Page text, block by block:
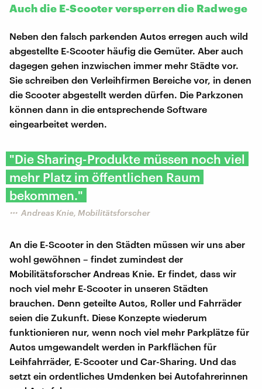
Auch die E-Scooter versperren die Radwege
Neben den falsch parkenden Autos erregen auch wild
abgestellte E-Scooter häufig die Gemüter. Aber auch
dagegen gehen inzwischen immer mehr Städte vor.
Sie schreiben den Verleihfirmen Bereiche vor, in denen
die Scooter abgestellt werden dürfen. Die Parkzonen
können dann in die entsprechende Software
eingearbeitet werden.
"Die Sharing-Produkte müssen noch viel
mehr Platz im öffentlichen Raum
bekommen."
Andreas Knie, Mobilitätsforscher
An die E-Scooter in den Städten müssen wir uns aber
wohl gewöhnen – findet zumindest der
Mobilitätsforscher Andreas Knie. Er findet, dass wir
noch viel mehr E-Scooter in unseren Städten
brauchen. Denn geteilte Autos, Roller und Fahrräder
seien die Zukunft. Diese Konzepte wiederum
funktionieren nur, wenn noch viel mehr Parkplätze für
Autos umgewandelt werden in Parkflächen für
Leihfahrräder, E-Scooter und Car-Sharing. Und das
setzt ein ordentliches Umdenken bei Autofahrerinnen